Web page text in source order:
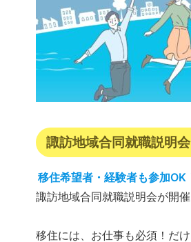
諏訪地域合同就職説明会
移住希望者・経験者も参加OK
諏訪地域合同就職説明会が開催
移住には、お仕事も必須！だ